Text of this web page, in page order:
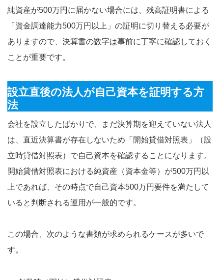
純資産が500万円に届かない場合には、残高証明書による
「資金調達能力500万円以上」の証明に切り替える必要が
ありますので、決算書の数字は事前に丁寧に確認しておく
ことが重要です。
設立直後の法人が自己資本を証明する方
法
会社を設立したばかりで、まだ決算期を迎えていない法人
は、直近決算書が存在しないため「開始貸借対照表」（設
立時貸借対照表）で自己資本を確認することになります。
開始貸借対照表における純資産（資本金等）が500万円以
上であれば、その時点で自己資本500万円要件を満たして
いると判断される運用が一般的です。
この場合、次のような書類が求められるケースが多いで
す。